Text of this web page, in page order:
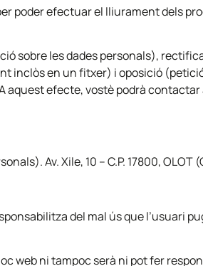
poder efectuar el lliurament dels
sobre les dades personals),
inclòs en un fitxer) i oposició (petició
efecte, vostè podrà contactar
Av. Xile, 10 – C.P. 17800, OLOT
del mal ús que l’usuari
web ni tampoc serà ni pot fer